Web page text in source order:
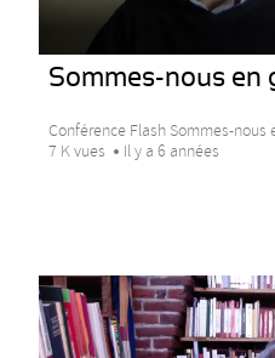
Sommes-nous en
Conférence Flash Sommes-nous
7 K vues
Il y a 6 années